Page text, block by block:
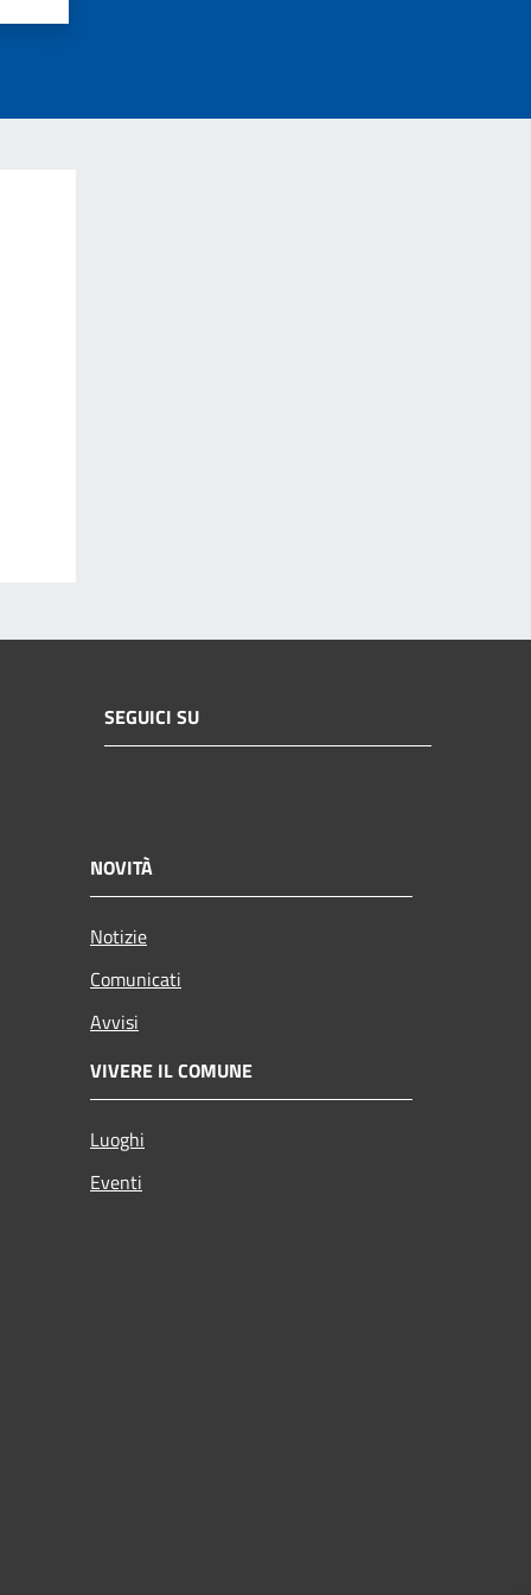
SEGUICI SU
NOVITÀ
Notizie
Comunicati
Avvisi
VIVERE IL COMUNE
Luoghi
Eventi